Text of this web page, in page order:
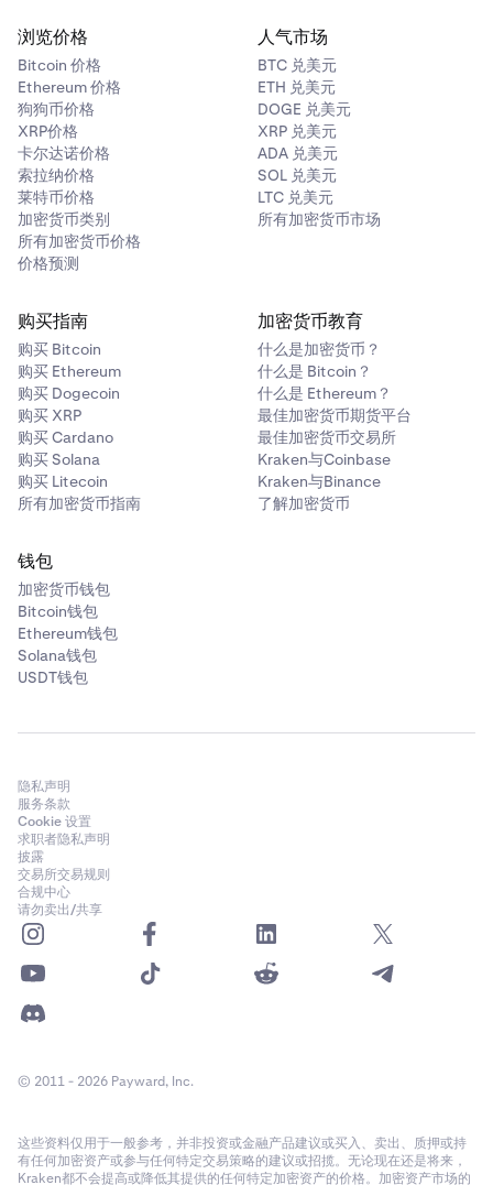
浏览价格
Bitcoin 价格
Ethereum 价格
狗狗币价格
XRP价格
卡尔达诺价格
索拉纳价格
莱特币价格
加密货币类别
所有加密货币价格
价格预测
人气市场
BTC 兑美元
ETH 兑美元
DOGE 兑美元
XRP 兑美元
ADA 兑美元
SOL 兑美元
LTC 兑美元
所有加密货币市场
购买指南
购买 Bitcoin
购买 Ethereum
购买 Dogecoin
购买 XRP
购买 Cardano
购买 Solana
购买 Litecoin
所有加密货币指南
加密货币教育
什么是加密货币？
什么是 Bitcoin？
什么是 Ethereum？
最佳加密货币期货平台
最佳加密货币交易所
Kraken与Coinbase
Kraken与Binance
了解加密货币
钱包
加密货币钱包
Bitcoin钱包
Ethereum钱包
Solana钱包
USDT钱包
隐私声明
服务条款
Cookie 设置
求职者隐私声明
披露
交易所交易规则
合规中心
请勿卖出/共享
© 2011 - 2026 Payward, Inc.
这些资料仅用于一般参考，并非投资或金融产品建议或买入、卖出、质押或持
有任何加密资产或参与任何特定交易策略的建议或招揽。无论现在还是将来，
Kraken都不会提高或降低其提供的任何特定加密资产的价格。加密资产市场的